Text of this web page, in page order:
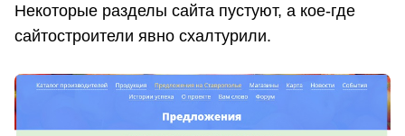
Некоторые разделы сайта пустуют, а кое-где
сайтостроители явно схалтурили.